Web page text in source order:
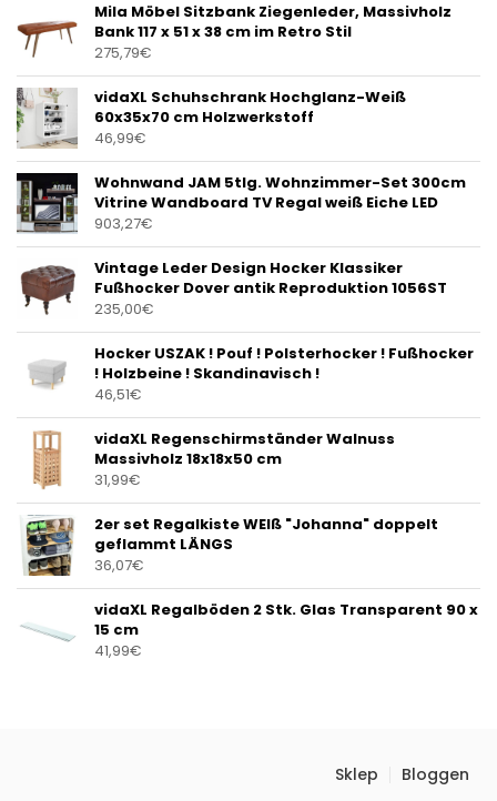
Mila Möbel Sitzbank Ziegenleder, Massivholz
Bank 117 x 51 x 38 cm im Retro Stil
275,79€
vidaXL Schuhschrank Hochglanz-Weiß
60x35x70 cm Holzwerkstoff
46,99€
Wohnwand JAM 5tlg. Wohnzimmer-Set 300cm
Vitrine Wandboard TV Regal weiß Eiche LED
903,27€
Vintage Leder Design Hocker Klassiker
Fußhocker Dover antik Reproduktion 1056ST
235,00€
Hocker USZAK ! Pouf ! Polsterhocker ! Fußhocker
! Holzbeine ! Skandinavisch !
46,51€
vidaXL Regenschirmständer Walnuss
Massivholz 18x18x50 cm
31,99€
2er set Regalkiste WEIß "Johanna" doppelt
geflammt LÄNGS
36,07€
vidaXL Regalböden 2 Stk. Glas Transparent 90 x
15 cm
41,99€
Sklep Bloggen